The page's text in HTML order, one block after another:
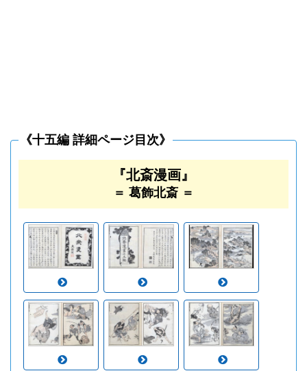
《十五編 詳細ページ目次》
『北斎漫画』
＝ 葛飾北斎 ＝